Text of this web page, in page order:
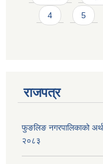
4 5
राजपत्र
फुङलिङ नगरपालिकाको अर्थ
२०८३